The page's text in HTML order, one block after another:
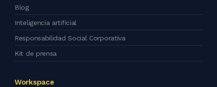
Blog
Inteligencia artificial
Responsabilidad Social Corporativa
Kit de prensa
Workspace